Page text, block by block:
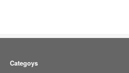
Categoys